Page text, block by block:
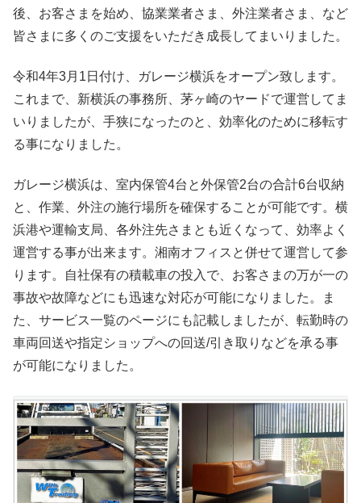
後、お客さまを始め、協業業者さま、外注業者さま、など
皆さまに多くのご支援をいただき成長してまいりました。
令和4年3月1日付け、ガレージ横浜をオープン致します。
これまで、新横浜の事務所、茅ヶ崎のヤードで運営してま
いりましたが、手狭になったのと、効率化のために移転す
る事になりました。
ガレージ横浜は、室内保管4台と外保管2台の合計6台収納
と、作業、外注の施行場所を確保することが可能です。横
浜港や運輸支局、各外注先さまとも近くなって、効率よく
運営する事が出来ます。湘南オフィスと併せて運営して参
ります。自社保有の積載車の投入で、お客さまの万が一の
事故や故障などにも迅速な対応が可能になりました。ま
た、サービス一覧のページにも記載しましたが、転勤時の
車両回送や指定ショップへの回送/引き取りなどを承る事
が可能になりました。